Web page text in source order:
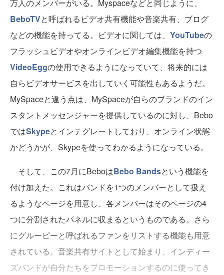
万人のメンバーがいる。Myspaceなどと同じように、
BeboTVと呼ばれるビデオ共有機能や音楽共有、ブログ
などの機能を持ってる。ビデオに関しては、 YouTubeの
フラッシュビデオやオンラインビデオ編集機能を持つ
VideoEggの使用できるようになっていて、将来的には
自らビデオサービスを出していく可能性もあるようだ。
MySpaceと違う点は、MySpaceが自らのブランドのイン
スタントメッセンジャーを提供しているのに対し、Bebo
ではSkypeとインテグレートしており、オンライン状態
かどうかが、Skypeを使ってわかるようになっている。
そして、この7月にBeboはBebo Bandsという機能を
付け加えた。これはバンドを1つのメンバーとして扱え
るようなページを用意し、各メンバーはそのページの4
つに分割されたパネルに収まるというものである。さら
にグルーピーと呼ばれるファンをリストする機能も用意
されている。音楽共有サイトとして始まり、インディー
ズバンドが自分たちをプロモーションするのに使ってき